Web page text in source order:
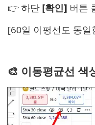
👉 하단 [확인] 버튼
[60일 이평선도 동
🎨 이동평균선 색